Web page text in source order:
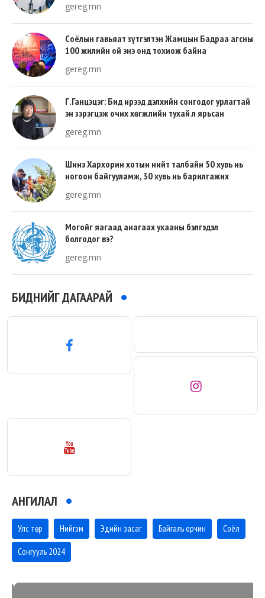
gereg.mn
Соёлын гавьяат зүтгэлтэн Жамцын Бадраа агсны
100 жилийн ой энэ онд тохиож байна
gereg.mn
Г.Ганцэцэг: Бид ирээд дэлхийн сонгодог урлагтай
эн зэрэгцэж очих хөгжлийн тухай л ярьсан
gereg.mn
Шинэ Хархорин хотын нийт талбайн 50 хувь нь
ногоон байгууламж, 30 хувь нь барилгажих
gereg.mn
Могойг яагаад анагаах ухааны бэлгэдэл
болгодог вэ?
gereg.mn
БИДНИЙГ ДАГААРАЙ
АНГИЛАЛ
Улс төр Нийгэм Эдийн засаг Байгаль орчин Соёл
Сонгууль 2024